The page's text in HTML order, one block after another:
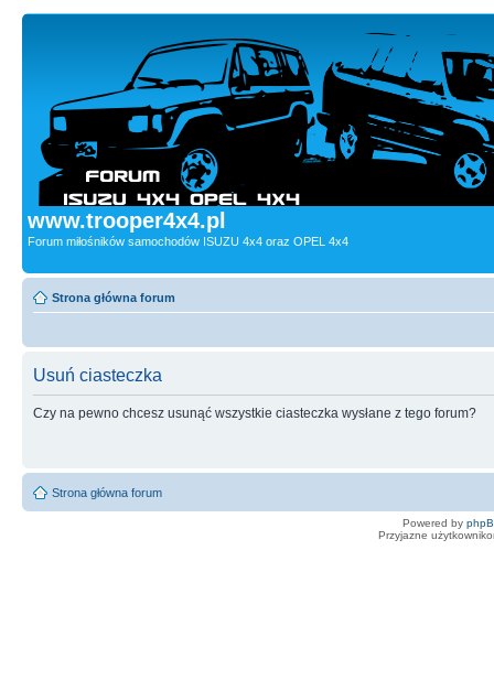
www.trooper4x4.pl
Forum miłośników samochodów ISUZU 4x4 oraz OPEL 4x4
Strona główna forum
Usuń ciasteczka
Czy na pewno chcesz usunąć wszystkie ciasteczka wysłane z tego forum?
Strona główna forum
Powered by
Przyjazne